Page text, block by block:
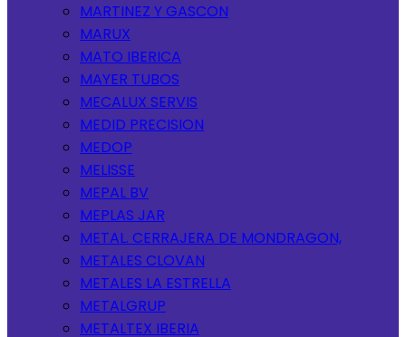
MARTINEZ Y GASCON
MARUX
MATO IBERICA
MAYER TUBOS
MECALUX SERVIS
MEDID PRECISION
MEDOP
MELISSE
MEPAL BV
MEPLAS JAR
METAL. CERRAJERA DE MONDRAGON,
METALES CLOVAN
METALES LA ESTRELLA
METALGRUP
METALTEX IBERIA